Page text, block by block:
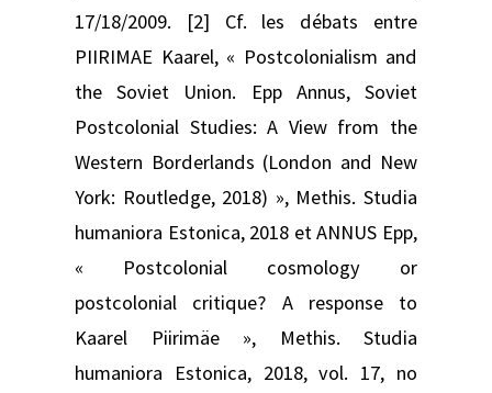
17/18/2009. [2] Cf. les débats entre
PIIRIMAE Kaarel, « Postcolonialism and
the Soviet Union. Epp Annus, Soviet
Postcolonial Studies: A View from the
Western Borderlands (London and New
York: Routledge, 2018) », Methis. Studia
humaniora Estonica, 2018 et ANNUS Epp,
« Postcolonial cosmology or
postcolonial critique? A response to
Kaarel Piirimäe », Methis. Studia
humaniora Estonica, 2018, vol. 17, no